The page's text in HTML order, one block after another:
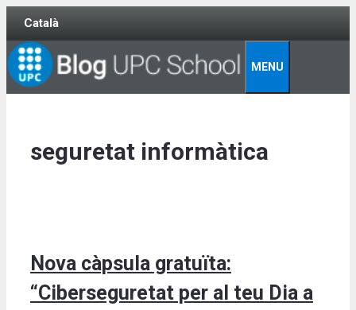
Skip
content
Català
MENU
seguretat informàtica
Nova càpsula gratuïta:
“Ciberseguretat per al teu Dia a